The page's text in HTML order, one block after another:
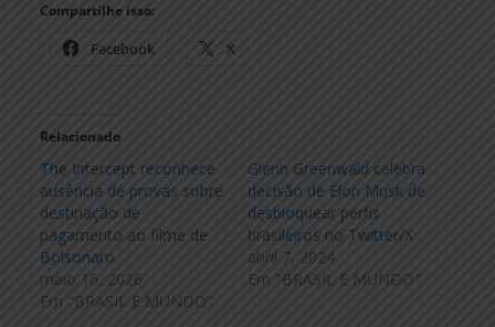
Compartilhe isso:
Facebook X
Relacionado
The Intercept reconhece
ausência de provas sobre
destinação de
pagamento ao filme de
Bolsonaro
maio 16, 2026
Em "BRASIL E MUNDO"
Glenn Greenwald celebra
decisão de Elon Musk de
desbloquear perfis
brasileiros no Twitter/X
abril 7, 2024
Em "BRASIL E MUNDO"